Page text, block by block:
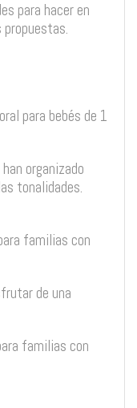
para hacer en
para bebés de 1
organizado
tonalidades.
familias con
de una
familias con